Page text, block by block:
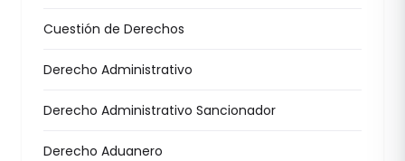
Cuestión de Derechos
Derecho Administrativo
Derecho Administrativo Sancionador
Derecho Aduanero